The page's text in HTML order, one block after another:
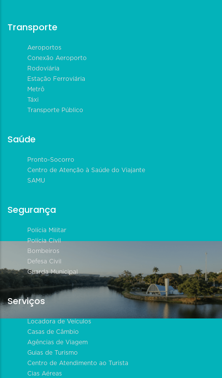
Transporte
Aeroportos
Conexão Aeroporto
Rodoviária
Estação Ferroviária
Metrô
Táxi
Transporte Público
Saúde
Pronto-Socorro
Centro de Atenção à Saúde do Viajante
SAMU
Segurança
Polícia Militar
Polícia Civil
Bombeiros
Defesa Civil
Guarda Municipal
Serviços
Locadora de Veículos
Casas de Câmbio
Agências de Viagem
Guias de Turismo
Centro de Atendimento ao Turista
Cias Aéreas